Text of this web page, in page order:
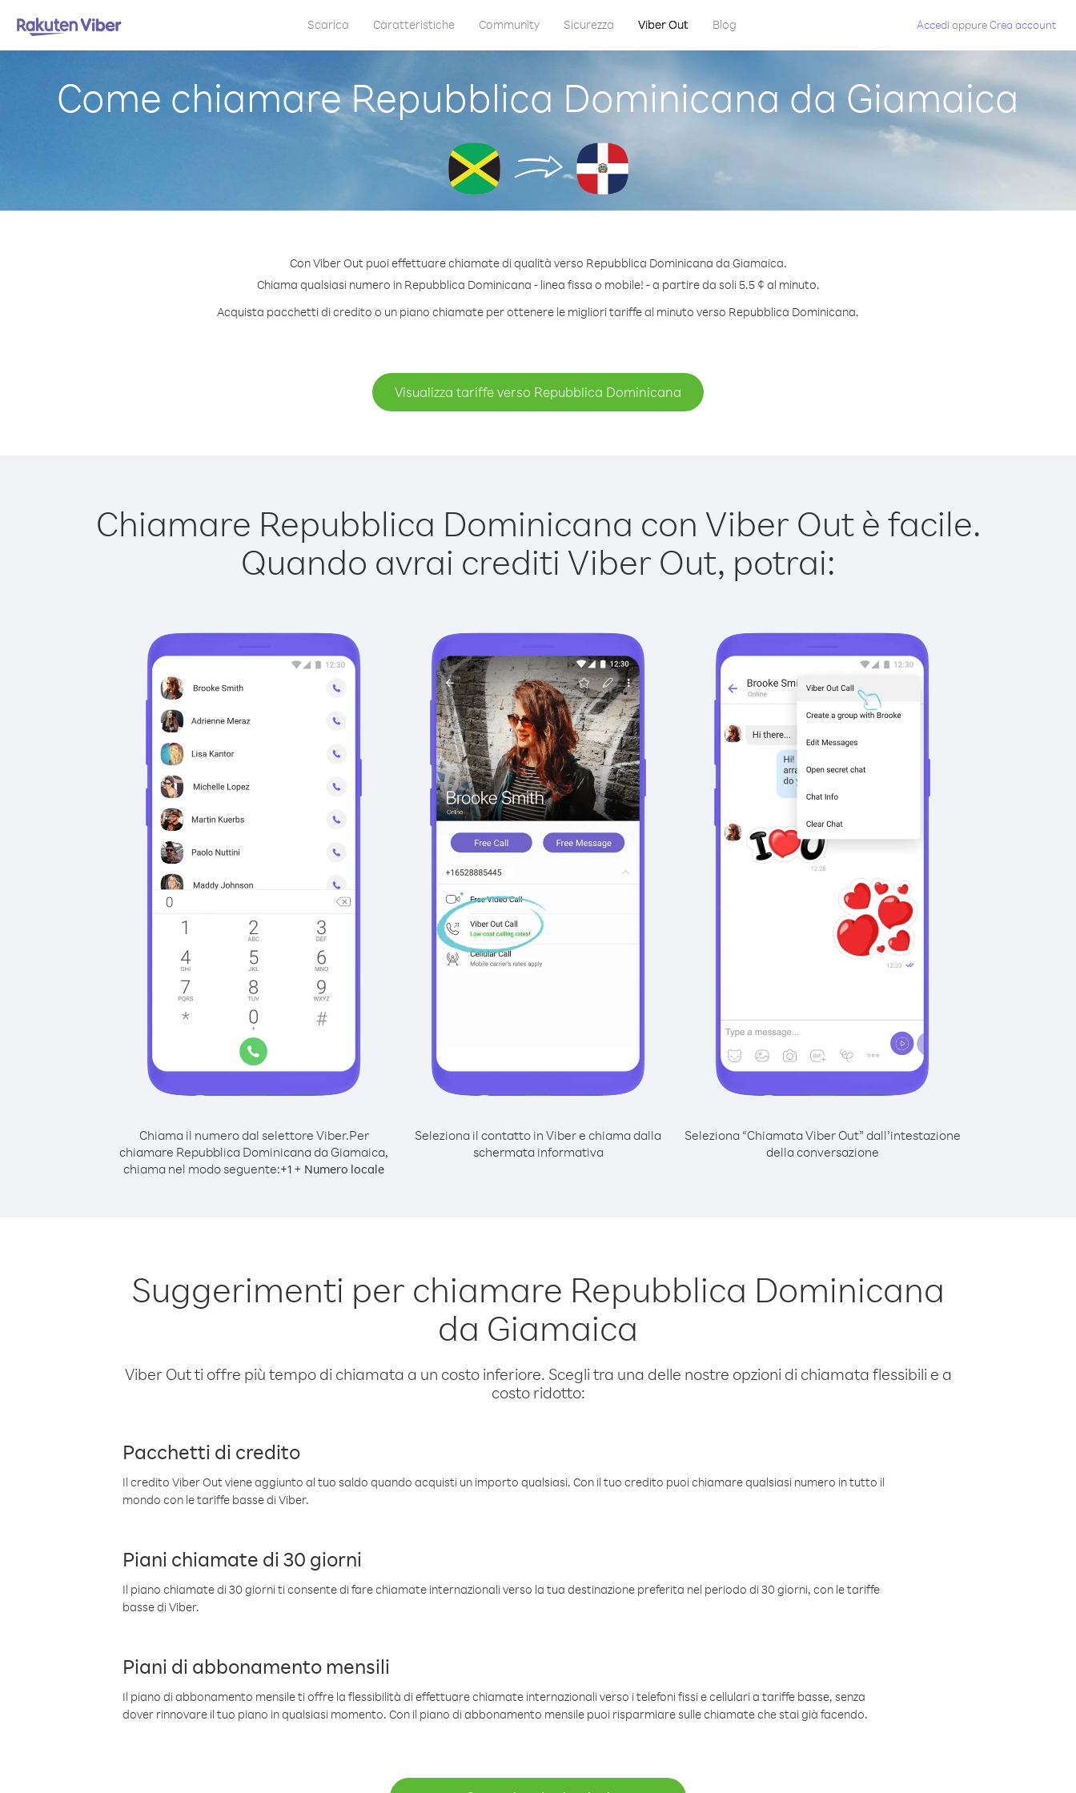
Scarica Caratteristiche Community Sicurezza Viber Out Blog Accedi oppureCrea account
Come chiamare Repubblica Dominicana da Giamaica
Con Viber Out puoi effettuare chiamate di qualità verso Repubblica Dominicana da Giamaica.
Chiama qualsiasi numero in Repubblica Dominicana - linea fissa o mobile! - a partire da soli 5.5 ¢ al minuto.
Acquista pacchetti di credito o un piano chiamate per ottenere le migliori tariffe al minuto verso Repubblica Dominicana.
Visualizza tariffe verso Repubblica Dominicana
Chiamare Repubblica Dominicana con Viber Out è facile.
Quando avrai crediti Viber Out, potrai:
Chiama il numero dal selettore Viber.Per
chiamare Repubblica Dominicana da Giamaica,
chiama nel modo seguente:+1 + Numero locale
Seleziona il contatto in Viber e chiama dalla
schermata informativa
Seleziona “Chiamata Viber Out” dall’intestazione
della conversazione
Suggerimenti per chiamare Repubblica Dominicana
da Giamaica
Viber Out ti offre più tempo di chiamata a un costo inferiore. Scegli tra una delle nostre opzioni di chiamata flessibili e a
costo ridotto:
Pacchetti di credito
Il credito Viber Out viene aggiunto al tuo saldo quando acquisti un importo qualsiasi. Con il tuo credito puoi chiamare qualsiasi numero in tutto il
mondo con le tariffe basse di Viber.
Piani chiamate di 30 giorni
Il piano chiamate di 30 giorni ti consente di fare chiamate internazionali verso la tua destinazione preferita nel periodo di 30 giorni, con le tariffe
basse di Viber.
Piani di abbonamento mensili
Il piano di abbonamento mensile ti offre la flessibilità di effettuare chiamate internazionali verso i telefoni fissi e cellulari a tariffe basse, senza
dover rinnovare il tuo piano in qualsiasi momento. Con il piano di abbonamento mensile puoi risparmiare sulle chiamate che stai già facendo.